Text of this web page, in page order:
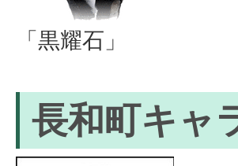
「黒耀石」
長和町キャ